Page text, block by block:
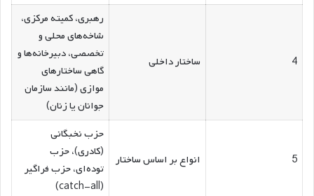
4 ساختار داخلی
رهبری، کمیته مرکزی،
شاخه‌های محلی و
تخصصی، دبیرخانه‌ها و
گاهی ساختارهای
موازی (مانند سازمان
جوانان یا زنان)
5 انواع بر اساس ساختار
حزب نخبگانی
(کادری)، حزب
توده‌ای، حزب فراگیر
(catch-all)